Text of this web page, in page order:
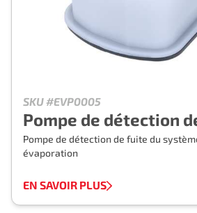
SKU #EVP0005
Pompe de détection
Pompe de détection de fuite du
évaporation
EN SAVOIR PLUS